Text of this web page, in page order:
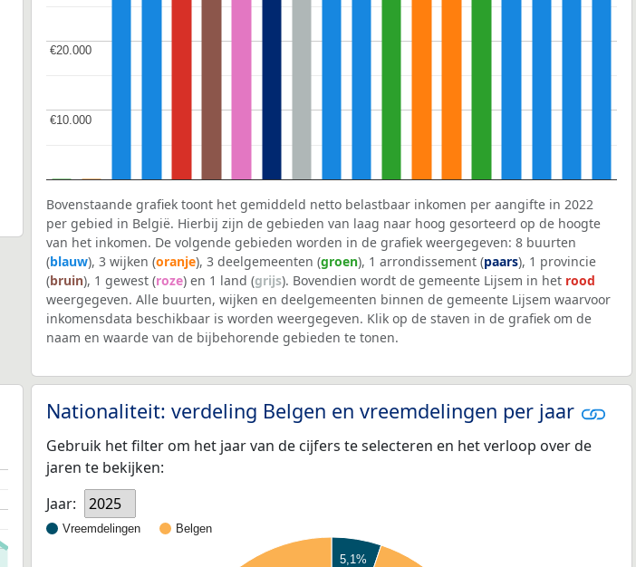
€10.000
€10.000
€20.000
€20.000
Bovenstaande grafiek toont het gemiddeld netto belastbaar inkomen per aangifte in 2022
per gebied in België. Hierbij zijn de gebieden van laag naar hoog gesorteerd op de hoogte
van het inkomen. De volgende gebieden worden in de grafiek weergegeven: 8 buurten
(blauw), 3 wijken (oranje), 3 deelgemeenten (groen), 1 arrondissement (paars), 1 provincie
(bruin), 1 gewest (roze) en 1 land (grijs). Bovendien wordt de gemeente Lijsem in het rood
weergegeven. Alle buurten, wijken en deelgemeenten binnen de gemeente Lijsem waarvoor
inkomensdata beschikbaar is worden weergegeven. Klik op de staven in de grafiek om de
naam en waarde van de bijbehorende gebieden te tonen.
Nationaliteit: verdeling Belgen en vreemdelingen per jaar
Gebruik het filter om het jaar van de cijfers te selecteren en het verloop over de
jaren te bekijken:
Jaar:
2025
Vreemdelingen Belgen
5,1%